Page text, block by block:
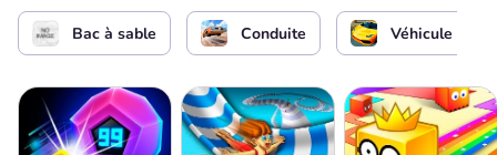
Conduire une voiture ou
Voiture de réparation Ralenti
Bac à sable Conduite Véhicule